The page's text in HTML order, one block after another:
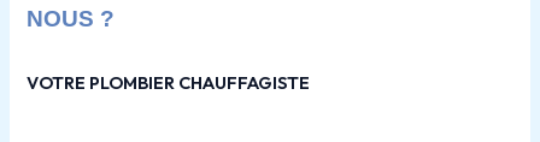
NOUS ?
VOTRE PLOMBIER CHAUFFAGISTE